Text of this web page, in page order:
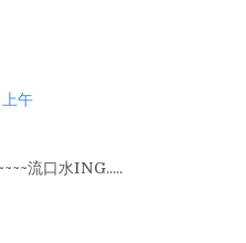
午
流口水ING.....